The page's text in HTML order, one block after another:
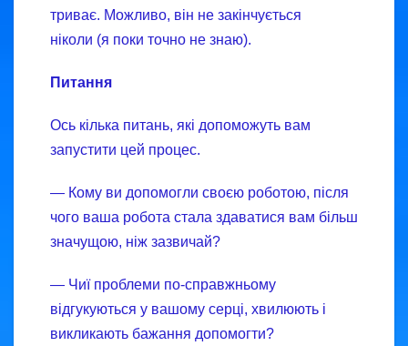
триває. Можливо, він не закінчується
ніколи (я поки точно не знаю).
Питання
Ось кілька питань, які допоможуть вам
запустити цей процес.
— Кому ви допомогли своєю роботою, після
чого ваша робота стала здаватися вам більш
значущою, ніж зазвичай?
— Чиї проблеми по-справжньому
відгукуються у вашому серці, хвилюють і
викликають бажання допомогти?